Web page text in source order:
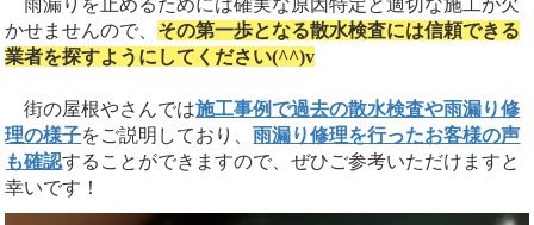
雨漏りを止めるためには確実な原因特定と適切な施工が欠
かせませんので、 その第一歩となる散水検査には信頼できる
業者を探すようにしてください(^^)v
街の屋根やさんでは施工事例で過去の散水検査や雨漏り修
理の様子をご説明しており、雨漏り修理を行ったお客様の声
も確認することができますので、ぜひご参考いただけますと
幸いです！